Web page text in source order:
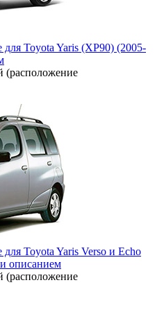
Toyota Yaris (XP90) (2005-
(расположение
Toyota Yaris Verso и Echo
описанием
(расположение